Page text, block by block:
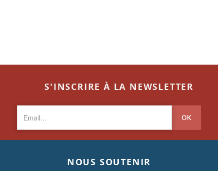
S'INSCRIRE À LA NEWSLETTER
OK
NOUS SOUTENIR